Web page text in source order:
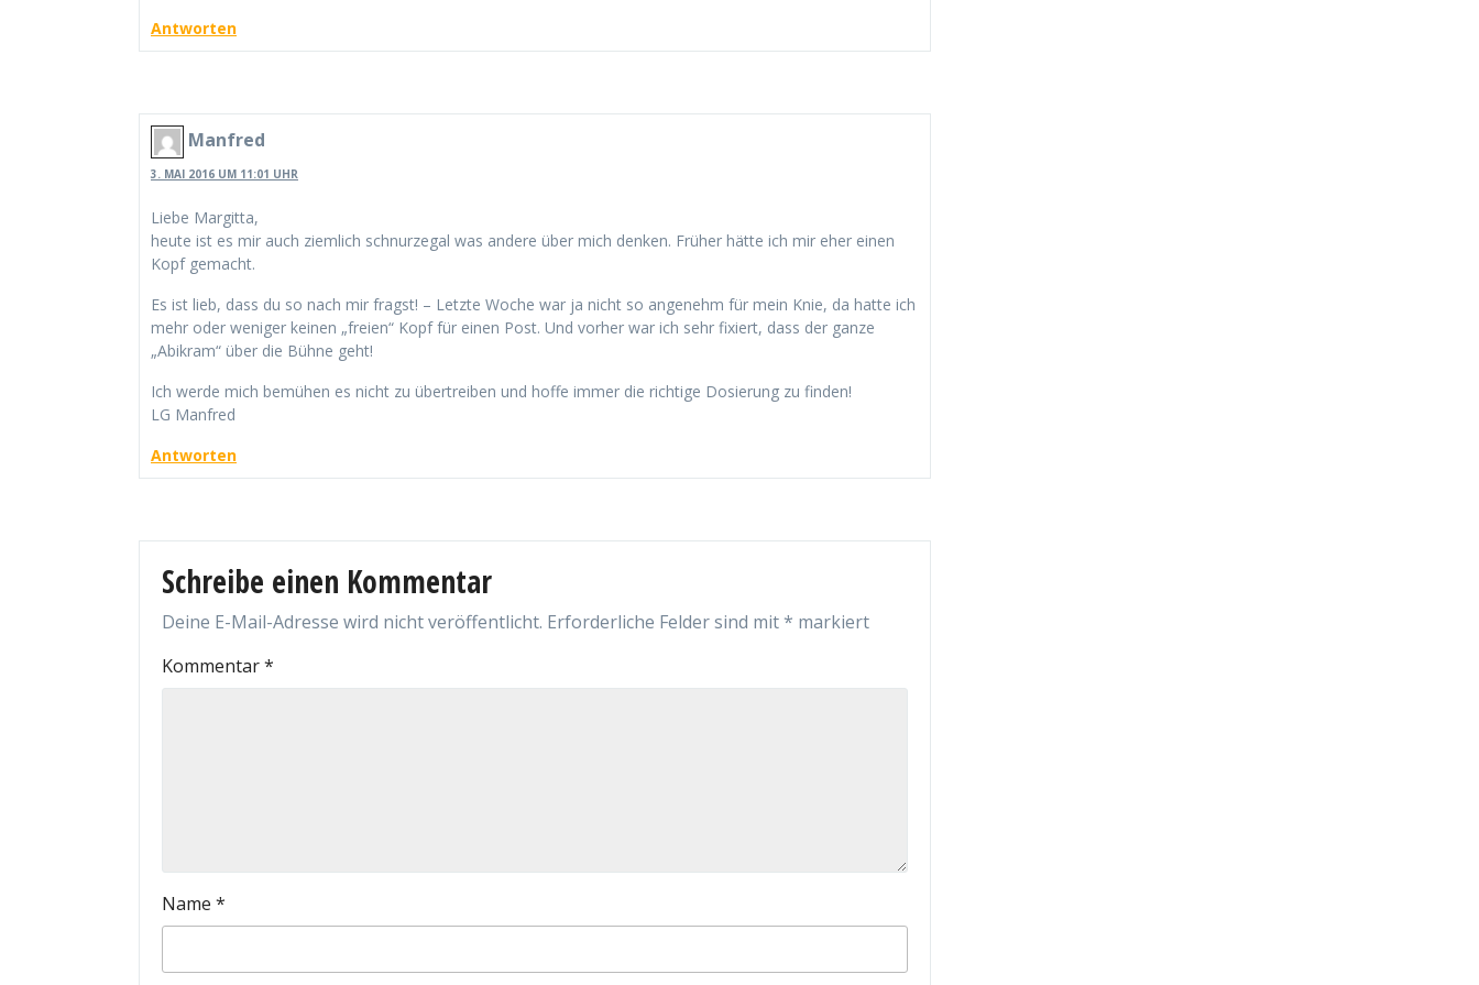
Antworten
Manfred
3. MAI 2016 UM 11:01 UHR
Liebe Margitta,
heute ist es mir auch ziemlich schnurzegal was andere über mich denken. Früher hätte ich mir eher einen
Kopf gemacht.
Es ist lieb, dass du so nach mir fragst! – Letzte Woche war ja nicht so angenehm für mein Knie, da hatte ich
mehr oder weniger keinen „freien“ Kopf für einen Post. Und vorher war ich sehr fixiert, dass der ganze
„Abikram“ über die Bühne geht!
Ich werde mich bemühen es nicht zu übertreiben und hoffe immer die richtige Dosierung zu finden!
LG Manfred
Antworten
Schreibe einen Kommentar
Deine E-Mail-Adresse wird nicht veröffentlicht. Erforderliche Felder sind mit* markiert
Kommentar*
Name *